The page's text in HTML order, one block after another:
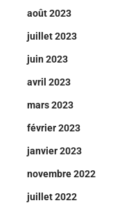
août 2023
juillet 2023
juin 2023
avril 2023
mars 2023
février 2023
janvier 2023
novembre 2022
juillet 2022